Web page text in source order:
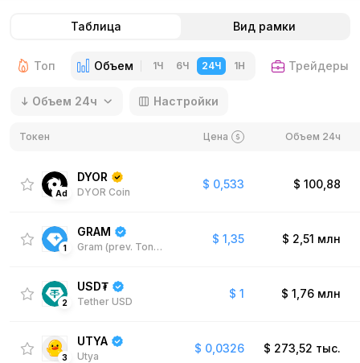
Таблица Вид рамки
Топ Объем 1Ч 6Ч 24Ч 1Н Трейдеры
Объем 24ч Настройки
Токен Цена Объем 24ч
Ad DYOR Coin
DYOR
$ 0,533 $ 100,88
1 Gram (prev. Toncoin)
GRAM
$ 1,35 $ 2,51 млн
2 Tether USD
USD₮
$ 1 $ 1,76 млн
3 Utya
UTYA
$ 0,0326 $ 273,52 тыс.